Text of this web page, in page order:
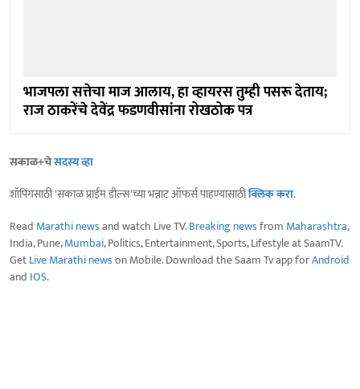
भाजपला सत्तेचा माज आलाय, हा व्हायरस तुम्ही पसरू देताय;
राज ठाकरेंचे देवेंद्र फडणवीसांना रोखठोक पत्र
सकाळ+चेसदस्य व्हा
शॉपिंगसाठी 'सकाळ प्राईम डील्स'च्या भन्नाट ऑफर्स पाहण्यासाठीक्लिक करा.
Read Marathi newsand watch Live TV.Breaking newsfrom Maharashtra,
India, Pune,Mumbai, Politics, Entertainment, Sports, Lifestyle at SaamTV.
GetLive Marathi newson Mobile. Download the Saam Tv app forAndroid
and IOS.